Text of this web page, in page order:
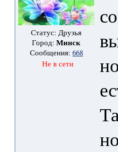
Статус: Друзья
Город:Минск
Сообщения: 668
Не в сети